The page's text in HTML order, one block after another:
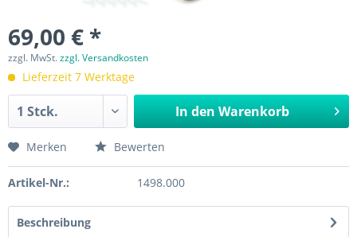
69,00 € *
zzgl. MwSt.zzgl. Versandkosten
Lieferzeit 7 Werktage
In den Warenkorb
Merken Bewerten
Artikel-Nr.: 1498.000
Beschreibung